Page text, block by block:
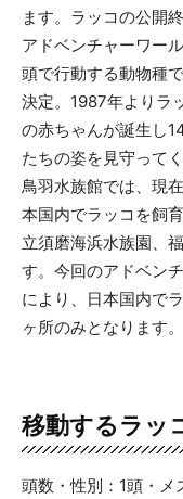
ます。ラッコの公開
アドベンチャーワー
頭で行動する動物種
決定。1987年よりラ
の赤ちゃんが誕生し
たちの姿を見守って
鳥羽水族館では、現
本国内でラッコを飼
立須磨海浜水族園、
す。今回のアドベン
により、日本国内で
ヶ所のみとなります。
移動するラッ
頭数・性別：1頭・メ